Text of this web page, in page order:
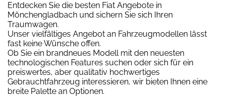
Entdecken Sie die besten Fiat Angebote in
Mönchengladbach und sichern Sie sich Ihren
Traumwagen.
Unser vielfältiges Angebot an Fahrzeugmodellen lässt
fast keine Wünsche offen.
Ob Sie ein brandneues Modell mit den neuesten
technologischen Features suchen oder sich für ein
preiswertes, aber qualitativ hochwertiges
Gebrauchtfahrzeug interessieren, wir bieten Ihnen eine
breite Palette an Optionen.